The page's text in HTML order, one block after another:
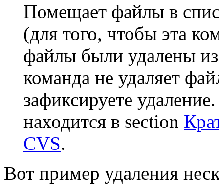
Помещает файлы в
(для того, чтобы эта
файлы были удалены из
команда не удаляет
зафиксируете
находится в section
CVS.
Вот пример удаления